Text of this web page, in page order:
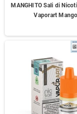
MANGHITO Sali di
Vaporart Mango